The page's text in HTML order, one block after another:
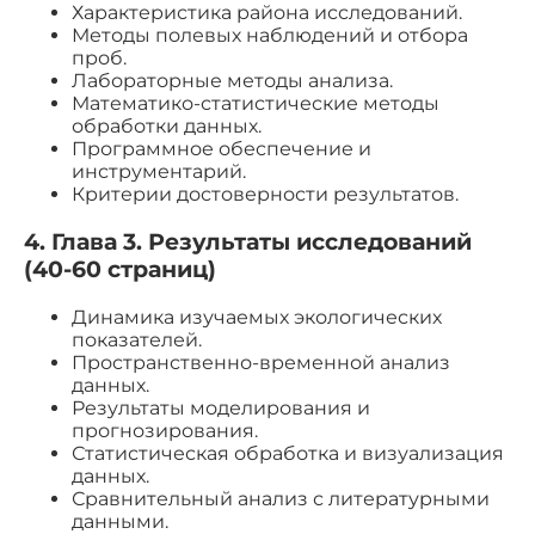
Характеристика района исследований.
Методы полевых наблюдений и отбора
проб.
Лабораторные методы анализа.
Математико-статистические методы
обработки данных.
Программное обеспечение и
инструментарий.
Критерии достоверности результатов.
4. Глава 3. Результаты исследований
(40-60 страниц)
Динамика изучаемых экологических
показателей.
Пространственно-временной анализ
данных.
Результаты моделирования и
прогнозирования.
Статистическая обработка и визуализация
данных.
Сравнительный анализ с литературными
данными.